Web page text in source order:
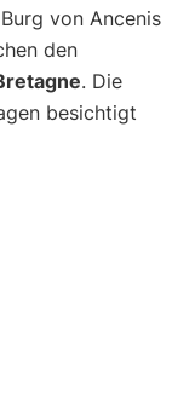
von Ancenis
den
. Die
besichtigt